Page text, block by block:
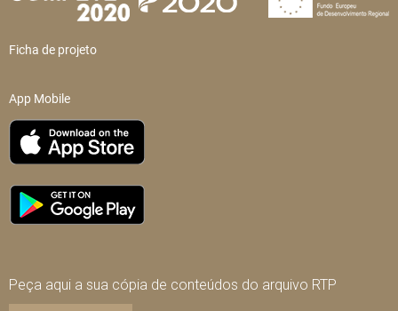
Ficha de projeto
App Mobile
Peça aqui a sua cópia de conteúdos do arquivo RTP